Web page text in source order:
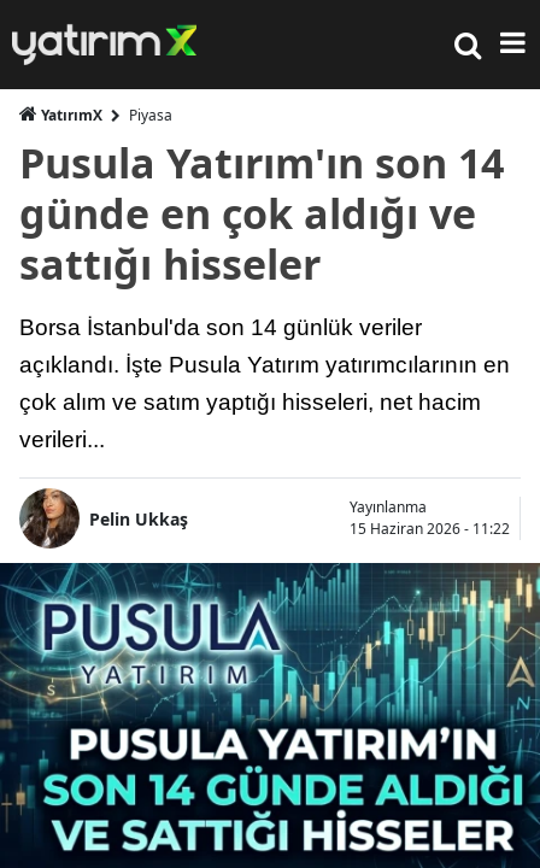
YatırımX Piyasa
Pusula Yatırım'ın son 14
günde en çok aldığı ve
sattığı hisseler
Borsa İstanbul'da son 14 günlük veriler
açıklandı. İşte Pusula Yatırım yatırımcılarının en
çok alım ve satım yaptığı hisseleri, net hacim
verileri...
Pelin Ukkaş
Yayınlanma
15 Haziran 2026 - 11:22